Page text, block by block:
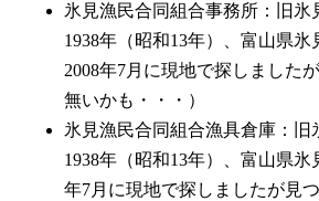
氷見漁民合同組合事務所：旧氷
1938年（昭和13年）、富山県氷
2008年7月に現地で探しました
無いかも・・・）
氷見漁民合同組合漁具倉庫：旧
1938年（昭和13年）、富山県氷
年7月に現地で探しましたが見